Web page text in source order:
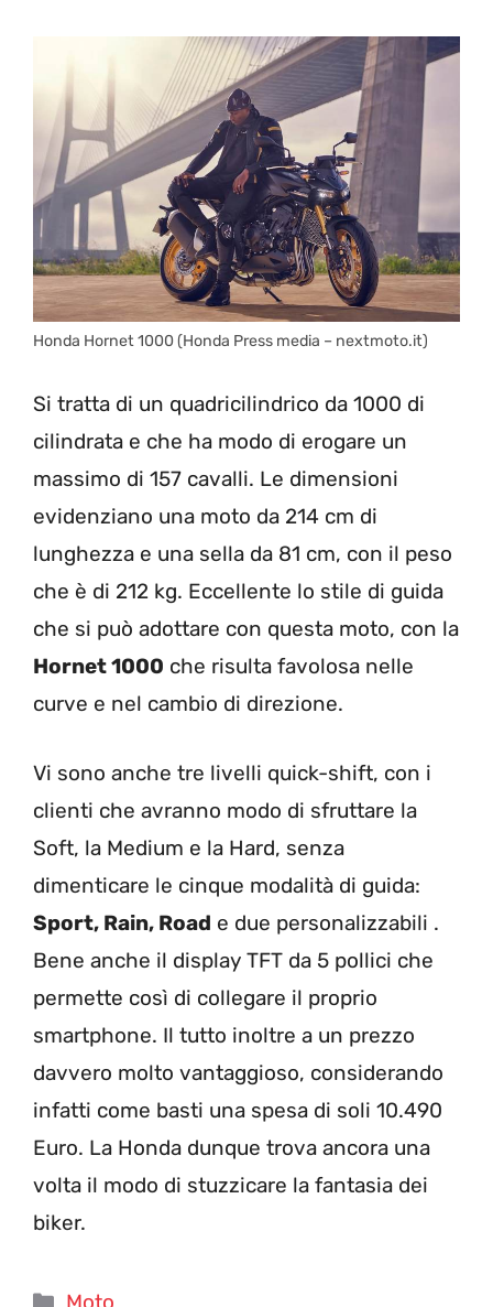
Honda Hornet 1000 (Honda Press media – nextmoto.it)
Si tratta di un quadricilindrico da 1000 di
cilindrata e che ha modo di erogare un
massimo di 157 cavalli. Le dimensioni
evidenziano una moto da 214 cm di
lunghezza e una sella da 81 cm, con il peso
che è di 212 kg. Eccellente lo stile di guida
che si può adottare con questa moto, con la
Hornet 1000 che risulta favolosa nelle
curve e nel cambio di direzione.
Vi sono anche tre livelli quick-shift, con i
clienti che avranno modo di sfruttare la
Soft, la Medium e la Hard, senza
dimenticare le cinque modalità di guida:
Sport, Rain, Road e due personalizzabili .
Bene anche il display TFT da 5 pollici che
permette così di collegare il proprio
smartphone. Il tutto inoltre a un prezzo
davvero molto vantaggioso, considerando
infatti come basti una spesa di soli 10.490
Euro. La Honda dunque trova ancora una
volta il modo di stuzzicare la fantasia dei
biker.
Categorie
Moto